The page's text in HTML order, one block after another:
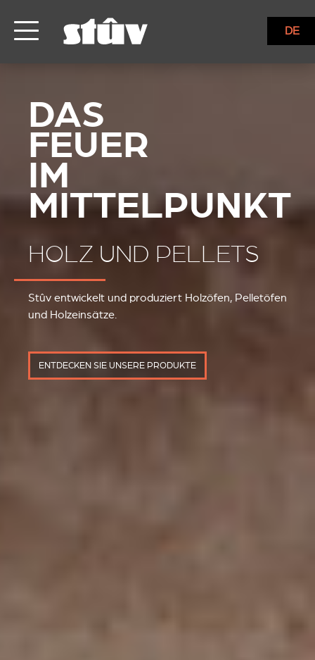
DE
HOLZ UND PELLETS
Stûv entwickelt und produziert Holzöfen, Pelletöfen
und Holzeinsätze.
ENTDECKEN SIE UNSERE PRODUKTE